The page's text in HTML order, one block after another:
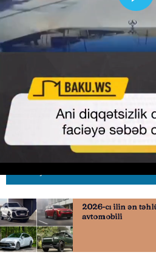
səbəb ola bilərdi
24.06.2026
AVTOSFERTV